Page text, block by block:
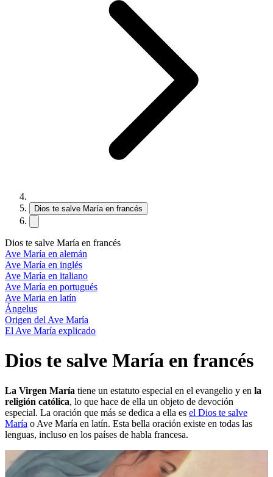
Dios te salve María en francés
Dios te salve María en francés
Ave María en alemán
Ave María en inglés
Ave María en italiano
Ave María en portugués
Ave Maria en latín
Ángelus
Origen del Ave María
El Ave María explicado
Dios te salve María en francés
La Virgen María tiene un estatuto especial en el evangelio y en la
religión católica, lo que hace de ella un objeto de devoción
especial. La oración que más se dedica a ella es el Dios te salve
María o Ave María en latín. Esta bella oración existe en todas las
lenguas, incluso en los países de habla francesa.